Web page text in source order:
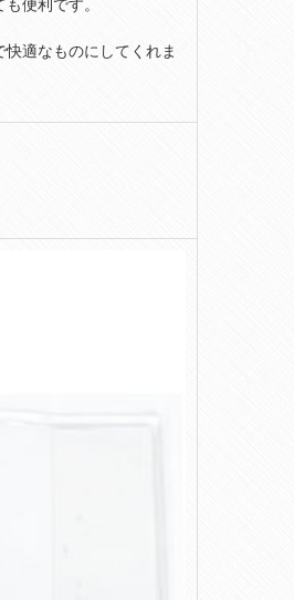
便利です。
適なものにしてくれま